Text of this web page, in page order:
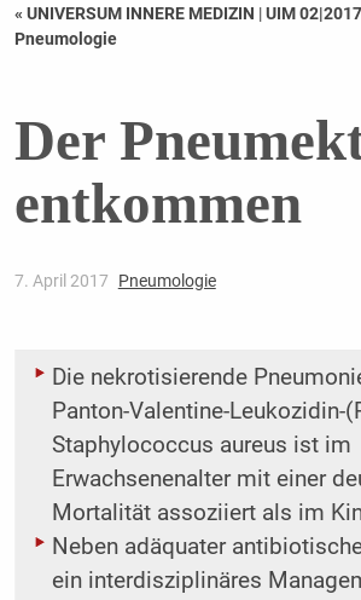
« UNIVERSUM INNERE MEDIZIN |UIM
Pneumologie
Der
entkommen
7. April 2017 Pneumologie
Die nekrotisierende
Panton-Valentine-Leukozidin-
Staphylococcus aureus ist im
Erwachsenenalter mit einer
Mortalität assoziiert als im
Neben adäquater
ein interdisziplinäres